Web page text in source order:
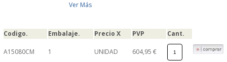
Ver Más
Codigo. Embalaje. Precio X PVP Cant.
A15080CM 1 UNIDAD 604,95 €